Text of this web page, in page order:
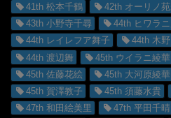
41th 松本千鶴
42th オーリノ
43th 小野寺千尋
44th ヒワラ
44th レイレフア舞子
44th 木
44th 渡辺舞
45th ウイラニ綾華
45th 佐藤花絵
45th 大河原綾華
45th 賀澤教子
45th 須藤水貴
47th 和田絵美里
47th 平田千晴